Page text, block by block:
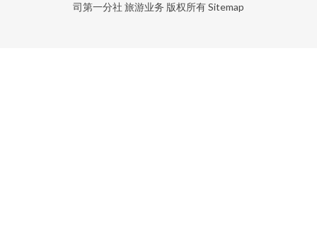
司第一分社 旅游业务 版权所有Sitemap